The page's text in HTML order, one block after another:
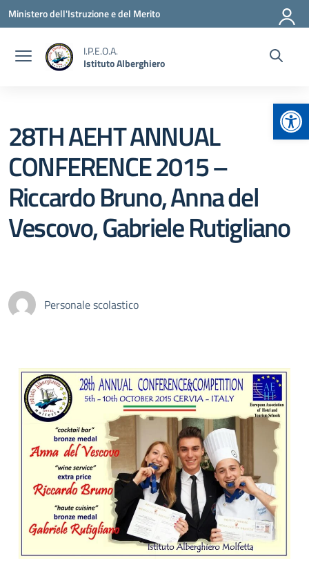
Vai ai contenuti
Vai al menu di navigazione
Vai al footer
Ministero dell'Istruzione e del Merito
I.P.E.O.A.
Istituto Alberghiero
28TH AEHT ANNUAL
CONFERENCE 2015 –
Riccardo Bruno, Anna del
Vescovo, Gabriele Rutigliano
Personale scolastico